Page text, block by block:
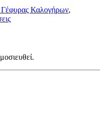
Καλογήρων,